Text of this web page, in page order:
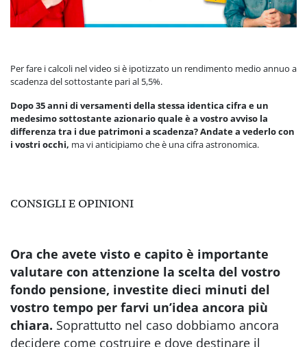
Per fare i calcoli nel video si è ipotizzato un rendimento medio annuo a
scadenza del sottostante pari al 5,5%.
Dopo 35 anni di versamenti della stessa identica cifra e un
medesimo sottostante azionario quale è a vostro avviso la
differenza tra i due patrimoni a scadenza? Andate a vederlo con
i vostri occhi, ma vi anticipiamo che è una cifra astronomica.
CONSIGLI E OPINIONI
Ora che avete visto e capito è importante
valutare con attenzione la scelta del vostro
fondo pensione, investite dieci minuti del
vostro tempo per farvi un’idea ancora più
chiara. Soprattutto nel caso dobbiamo ancora
decidere come costruire e dove destinare il